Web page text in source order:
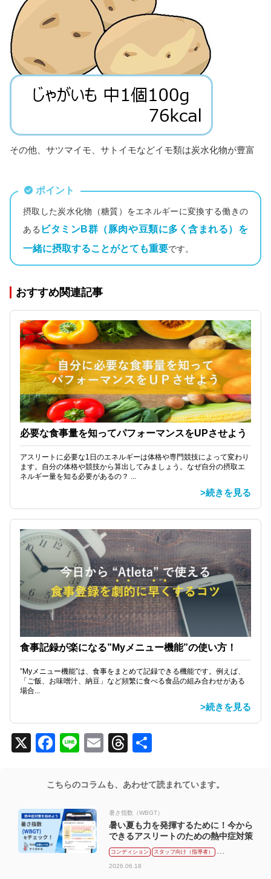
その他、サツマイモ、サトイモなどイモ類は炭水化物が豊富
ポイント
摂取した炭水化物（糖質）をエネルギーに変換する働きの
ある ビタミンB群（豚肉や豆類に多く含まれる）を
一緒に摂取することがとても重要です。
おすすめ関連記事
必要な食事量を知ってパフォーマンスをUPさせよう
アスリートに必要な1日のエネルギーは体格や専門競技によって変わり
ます。自分の体格や競技から算出してみましょう。なぜ自分の摂取エ
ネルギー量を知る必要があるの？ ...
>続きを見る
食事記録が楽になる”Myメニュー機能”の使い方！
”Myメニュー機能”は、食事をまとめて記録できる機能です。例えば、
「ご飯、お味噌汁、納豆」など頻繁に食べる食品の組み合わせがある
場合...
>続きを見る
X Facebook
LineEmailThreads
こちらのコラムも、あわせて読まれています。
暑さ指数（WBGT）
暑い夏も力を発揮するために！今から
できるアスリートのための熱中症対策
コンディション
スタッフ向け（指導者）
メンバー向け（選手）
2026.06.18